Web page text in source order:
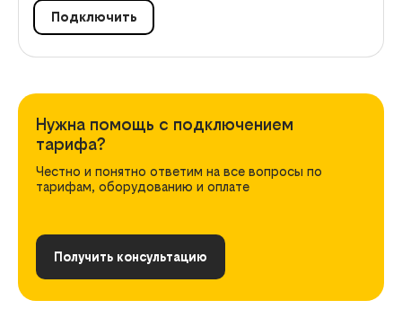
Подключить
Нужна помощь с подключением
тарифа?
Честно и понятно ответим на все вопросы по
тарифам, оборудованию и оплате
Получить консультацию